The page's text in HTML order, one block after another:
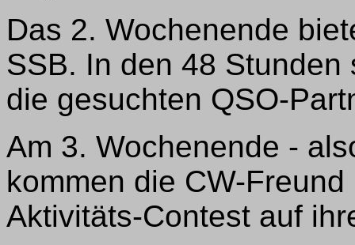
Das 2. Wochenende
SSB. In den 48
die gesuchten QSO-
Am 3. Wochenende -
kommen die CW-
Aktivitäts-Contest auf